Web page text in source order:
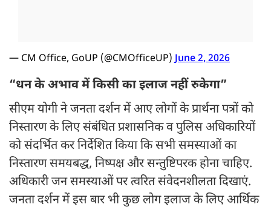
— CM Office, GoUP (@CMOfficeUP)June 2, 2026
“धन के अभाव में किसी का इलाज नहीं रुकेगा”
सीएम योगी ने जनता दर्शन में आए लोगों के प्रार्थना पत्रों को
निस्तारण के लिए संबंधित प्रशासनिक व पुलिस अधिकारियों
को संदर्भित कर निर्देशित किया कि सभी समस्याओं का
निस्तारण समयबद्ध, निष्पक्ष और सन्तुष्टिपरक होना चाहिए.
अधिकारी जन समस्याओं पर त्वरित संवेदनशीलता दिखाएं.
जनता दर्शन में इस बार भी कुछ लोग इलाज के लिए आर्थिक